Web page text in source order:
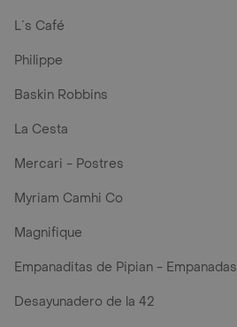
L´s Café
Philippe
Baskin Robbins
La Cesta
Mercari - Postres
Myriam Camhi Co
Magnifique
Empanaditas de Pipian - Empanadas
Desayunadero de la 42